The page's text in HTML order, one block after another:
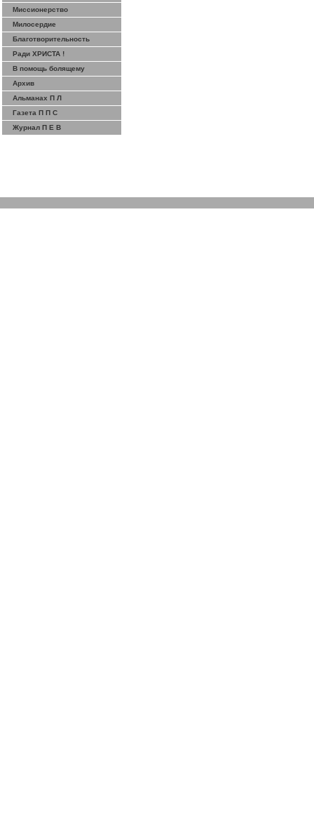
Миссионерство
Милосердие
Благотворительность
Ради ХРИСТА !
В помощь болящему
Архив
Альманах П Л
Газета П П С
Журнал П Е В